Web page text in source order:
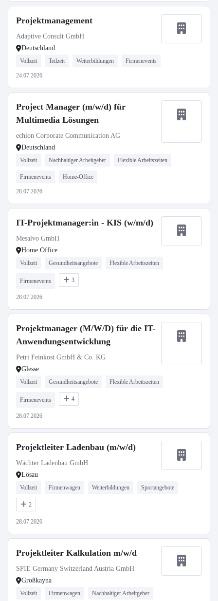
Projektmanagement
Adaptive Consult GmbH
Deutschland
Vollzeit Teilzeit Weiterbildungen Firmenevents
24.07.2026
Project Manager (m/w/d) für
Multimedia Lösungen
echion Corporate Communication AG
Deutschland
Vollzeit Nachhaltiger Arbeitgeber Flexible Arbeitszeiten
Firmenevents Home-Office
28.07.2026
IT-Projektmanager:in - KIS (w/m/d)
Mesalvo GmbH
Home Office
Vollzeit Gesundheitsangebote Flexible Arbeitszeiten
Firmenevents 3
28.07.2026
Projektmanager (M/W/D) für die IT-
Anwendungsentwicklung
Petri Feinkost GmbH & Co. KG
Glesse
Vollzeit Gesundheitsangebote Flexible Arbeitszeiten
Firmenevents 4
28.07.2026
Projektleiter Ladenbau (m/w/d)
Wächter Ladenbau GmbH
Lösau
Vollzeit Firmenwagen Weiterbildungen Sportangebote
2
28.07.2026
Projektleiter Kalkulation m/w/d
SPIE Germany Switzerland Austria GmbH
Großkayna
Vollzeit Firmenwagen Nachhaltiger Arbeitgeber